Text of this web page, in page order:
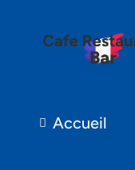
Accueil